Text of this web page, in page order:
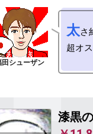
太さ
超オ
漆黒